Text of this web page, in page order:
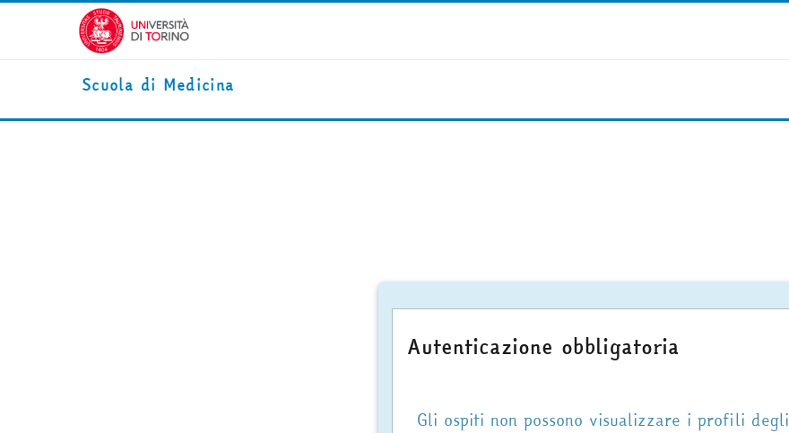
Vai al contenuto principale
Scuola di Medicina
Autenticazione obbligatoria
Gli ospiti non possono visualizzare i profili degli